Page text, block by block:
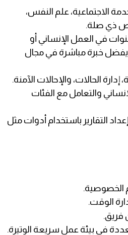
الاجتماعية، علم النفس،
ذي صلة.
عملية لا تقل عن 3 سنوات في العمل الإنساني أو
ويفضل خبرة مباشرة في مجال
الحالات، والإحالات الآمنة.
والتعامل مع الفئات
التقارير باستخدام أدوات مثل
الخصوصية.
الوقت.
فريق.
في بيئة عمل سريعة الوتيرة.